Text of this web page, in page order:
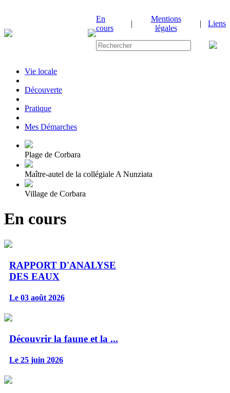
En
cours
|
Mentions
légales
| Liens
Vie locale
|Découverte
|Pratique
|Mes Démarches
Plage de Corbara
Maître-autel de la collégiale A Nunziata
Village de Corbara
En cours
RAPPORT D'ANALYSE
DES EAUX
Le 03 août 2026
Découvrir la faune et la ...
Le 25 juin 2026